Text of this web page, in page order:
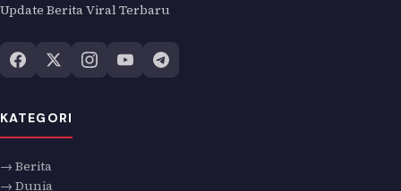
Update Berita Viral Terbaru
KATEGORI
→ Berita
→ Dunia